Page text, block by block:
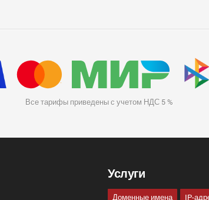
Все тарифы приведены с учетом НДС 5 %
Услуги
Доменные имена IP-